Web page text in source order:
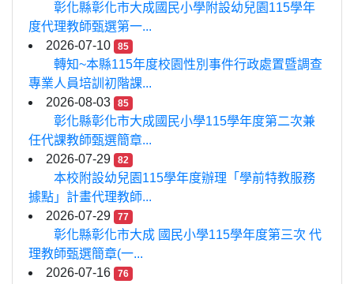
彰化縣彰化市大成國民小學附設幼兒園115學年
度代理教師甄選第一...
2026-07-10
85
轉知~本縣115年度校園性別事件行政處置暨調查
專業人員培訓初階課...
2026-08-03
85
彰化縣彰化市大成國民小學115學年度第二次兼
任代課教師甄選簡章...
2026-07-29
82
本校附設幼兒園115學年度辦理「學前特教服務
據點」計畫代理教師...
2026-07-29
77
彰化縣彰化市大成 國民小學115學年度第三次 代
理教師甄選簡章(一...
2026-07-16
76